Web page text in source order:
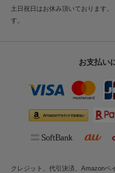
土日祝日はお休み頂いております
す。
お支払い
クレジット、代引決済、Amazonペ